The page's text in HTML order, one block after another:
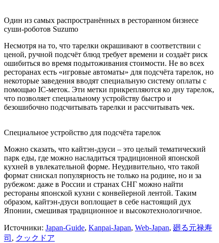
Один из самых распространённых в ресторанном бизнесе
суши-роботов Suzumo
Несмотря на то, что тарелки окрашивают в соответствии с
ценой, ручной подсчёт блюд требует времени и создаёт риск
ошибиться во время подытоживания стоимости. Не во всех
ресторанах есть «игровые автоматы» для подсчёта тарелок, но
некоторые заведения вводят специальную систему оплаты с
помощью IC-меток. Эти метки прикрепляются ко дну тарелок,
что позволяет специальному устройству быстро и
безошибочно подсчитывать тарелки и рассчитывать чек.
Специальное устройство для подсчёта тарелок
Можно сказать, что кайтэн-дзуси – это целый тематический
парк еды, где можно насладиться традиционной японской
кухней в увлекательной форме. Неудивительно, что такой
формат снискал популярность не только на родине, но и за
рубежом: даже в России и странах СНГ можно найти
рестораны японской кухни с конвейерной лентой. Таким
образом, кайтэн-дзуси воплощает в себе настоящий дух
Японии, смешивая традиционное и высокотехнологичное.
Источники: Japan-Guide, Kanpai-Japan, Web-Japan, 廻る元禄寿
司 , クックドア